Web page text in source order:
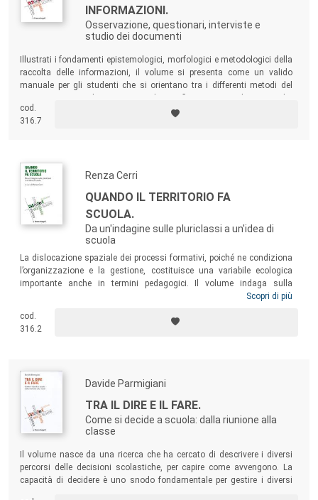
INFORMAZIONI.
Osservazione, questionari, interviste e
studio dei documenti
Illustrati i fondamenti epistemologici, morfologici e metodologici della
raccolta delle informazioni, il volume si presenta come un valido
manuale per gli studenti che si orientano tra i differenti metodi del
intendono approfondire una delle componenti fondamentali del proprio
lavoro.
cod.
316.7
Renza Cerri
QUANDO IL TERRITORIO FA
SCUOLA.
Da un'indagine sulle pluriclassi a un'idea di
scuola
La dislocazione spaziale dei processi formativi, poiché ne condiziona
l’organizzazione e la gestione, costituisce una variabile ecologica
importante anche in termini pedagogici. Il volume indaga sulla
fenomenologia della scuola “isolata” e della pluriclasse, un’esperienza
rurali, s’è affermata come situazione scolastica permanente,
caratterizzandosi quale fattore di conservazione ed evoluzione
Scopri di più
cod.
316.2
Davide Parmigiani
TRA IL DIRE E IL FARE.
Come si decide a scuola: dalla riunione alla
classe
Il volume nasce da una ricerca che ha cercato di descrivere i diversi
percorsi delle decisioni scolastiche, per capire come avvengono. La
capacità di decidere è uno snodo fondamentale per gestire i diversi